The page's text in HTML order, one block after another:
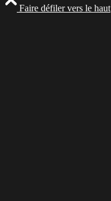
Faire défiler vers le haut